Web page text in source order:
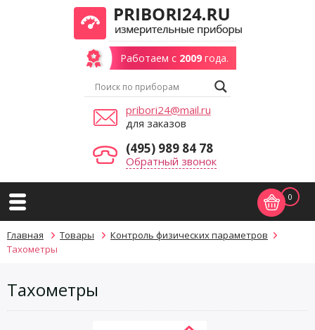
Работаем с 2009года.
pribori24@mail.ru
для заказов
(495) 989 84 78
Обратный звонок
0
Главная Товары
Контроль физических параметров
Тахометры
Тахометры